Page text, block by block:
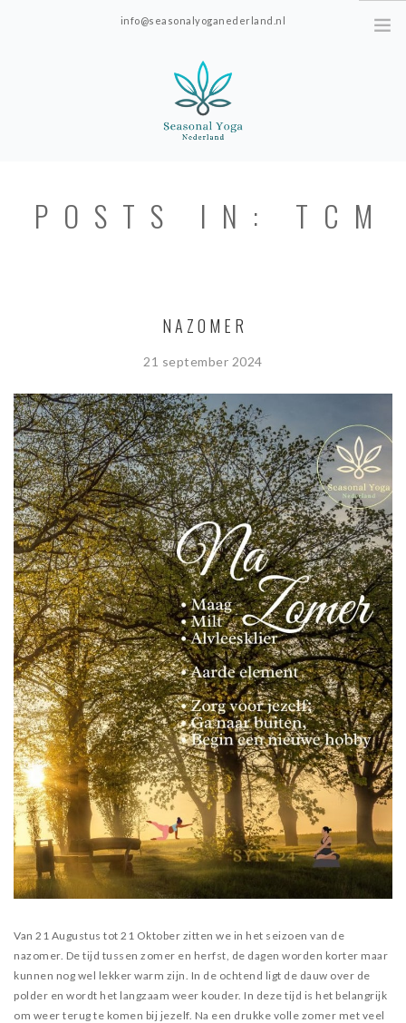
info@seasonalyoganederland.nl
LESROOSTER
OVER SEASONAL YOGA NEDERLAND
RESOURCES
CONTACT
LOGIN
REGISTRATIE
ENGLISH
POSTS IN: TCM
NAZOMER
21 september 2024
Van 21 Augustus tot 21 Oktober zitten we in het seizoen van de
nazomer. De tijd tussen zomer en herfst, de dagen worden korter maar
kunnen nog wel lekker warm zijn. In de ochtend ligt de dauw over de
polder en wordt het langzaam weer kouder. In deze tijd is het belangrijk
om weer terug te komen bij jezelf. Na een drukke volle zomer met veel